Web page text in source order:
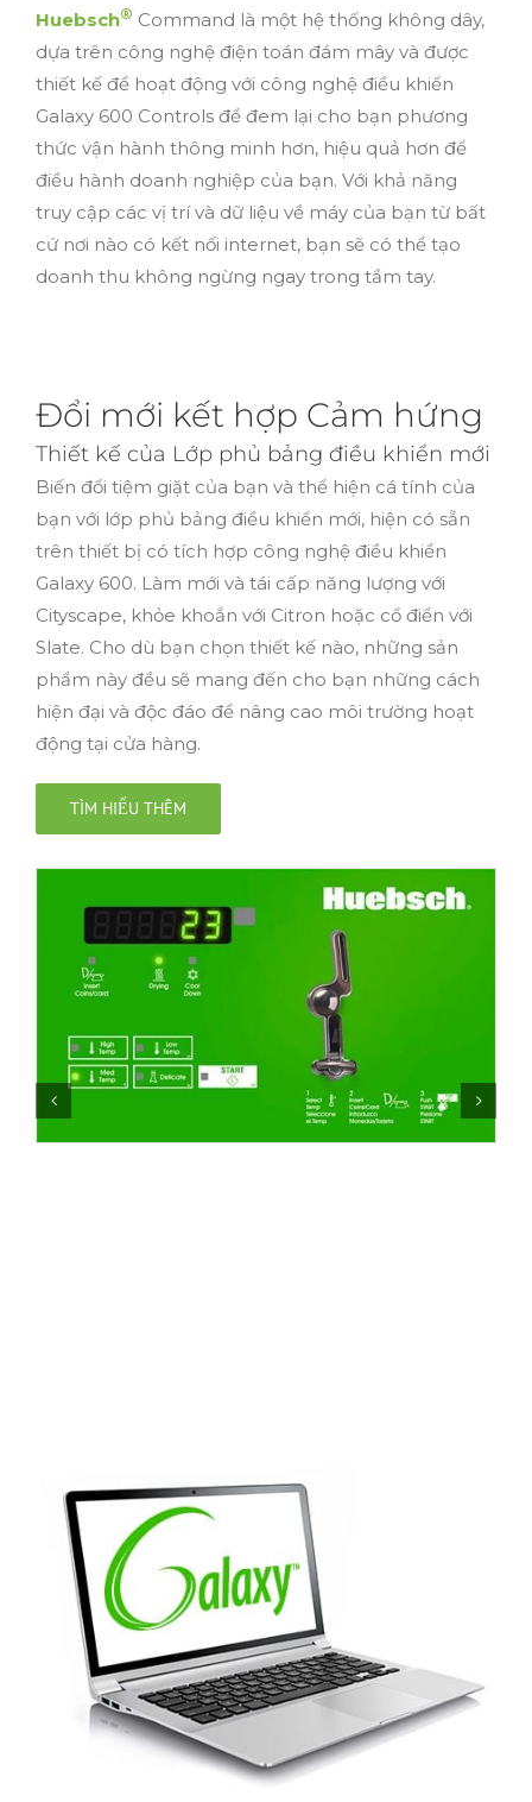
Huebsch® Command là một hệ thống không dây,
dựa trên công nghệ điện toán đám mây và được
thiết kế để hoạt động với công nghệ điều khiển
Galaxy 600 Controls để đem lại cho bạn phương
thức vận hành thông minh hơn, hiệu quả hơn để
điều hành doanh nghiệp của bạn. Với khả năng
truy cập các vị trí và dữ liệu về máy của bạn từ bất
cứ nơi nào có kết nối internet, bạn sẽ có thể tạo
doanh thu không ngừng ngay trong tầm tay.
Đổi mới kết hợp Cảm hứng
Thiết kế của Lớp phủ bảng điều khiển mới
Biến đổi tiệm giặt của bạn và thể hiện cá tính của
bạn với lớp phủ bảng điều khiển mới, hiện có sẵn
trên thiết bị có tích hợp công nghệ điều khiển
Galaxy 600. Làm mới và tái cấp năng lượng với
Cityscape, khỏe khoắn với Citron hoặc cổ điển với
Slate. Cho dù bạn chọn thiết kế nào, những sản
phẩm này đều sẽ mang đến cho bạn những cách
hiện đại và độc đáo để nâng cao môi trường hoạt
động tại cửa hàng.
TÌM HIỂU THÊM